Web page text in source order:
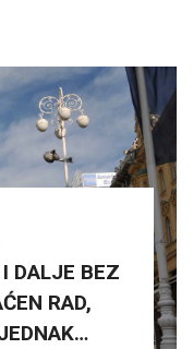
DALJE BEZ
RAD,